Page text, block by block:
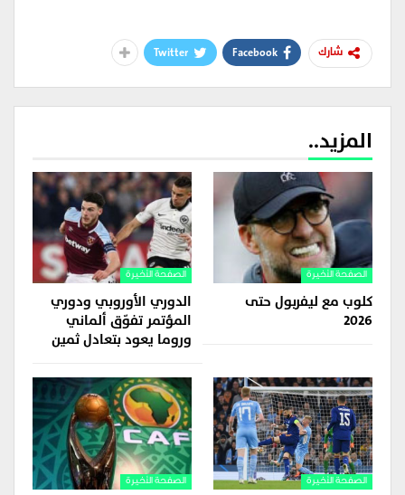
شارك Facebook
Twitter
المزيد..
الصفحة الأخيرة
كلوب مع ليفربول حتى
2026
الصفحة الأخيرة
الدوري الأوروبي ودوري
المؤتمر تفوّق ألماني
وروما يعود بتعادل ثمين
الصفحة الأخيرة الصفحة الأخيرة